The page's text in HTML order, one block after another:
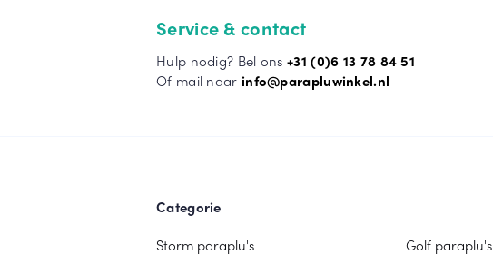
Service & contact
Hulp nodig? Bel ons +31 (0)6 13 78 84 51
Of mail naar info@parapluwinkel.nl
Categorie
Storm paraplu's
Golf paraplu's